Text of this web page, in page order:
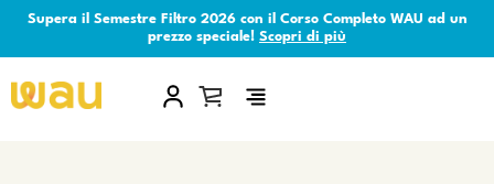
Supera il Semestre Filtro 2026 con il Corso Completo WAU ad un
prezzo speciale! Scopri di più
×